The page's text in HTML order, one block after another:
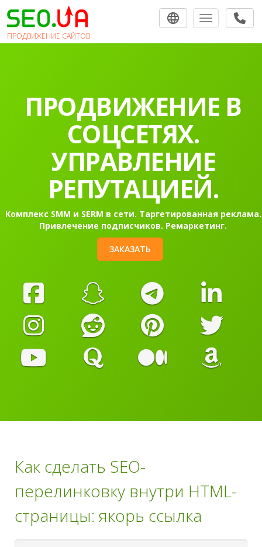
ПРОДВИЖЕНИЕ САЙТОВ
Toggle
ПРОДВИЖЕНИЕ
САЙТОВ В
ПОИСКОВЫХ
СИСТЕМАХ.
Раскрутка сайта в Гугл в топ-10 на первую страницу
Контекстная реклама Google Ads.
ЗАКАЗАТЬ
Как сделать SEO-
перелинковку внутри HTML-
страницы: якорь ссылка